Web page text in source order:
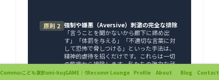
原則 2 強制や嫌悪（Aversive）刺激の完全な排除
「言うことを聞かないから廊下に締め出
す」「体罰を与える」「不適切な言葉に対
して恐怖で脅しつける」といった手法は、
精神的虐待を招くだけです。これらは一切
の臨床から排除します。私たちの強力な武
器は「環境を整えること（A）」と「正しい
Communityこども家庭支援fami-hug!!GAME｜ゲームRecommendLounge Profile About Blog Contact